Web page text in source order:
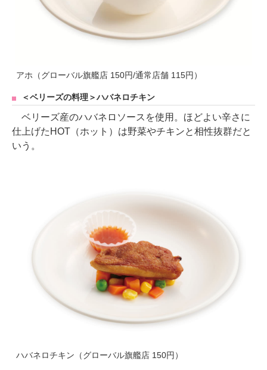
アホ（グローバル旗艦店 150円/通常店舗 115円）
＜ベリーズの料理＞ハバネロチキン
ベリーズ産のハバネロソースを使用。ほどよい辛さに
仕上げたHOT（ホット）は野菜やチキンと相性抜群だと
いう。
ハバネロチキン（グローバル旗艦店 150円）